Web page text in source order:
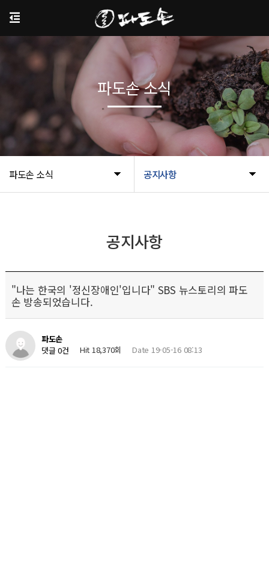
파도손 소식 공지사항
파도손 소식
공지사항
"나는 한국의 '정신장애인'입니다" SBS 뉴스토리의 파도
손 방송되었습니다.
파도손
댓글 0건
Hit 18,370회 Date 19-05-16 08:13